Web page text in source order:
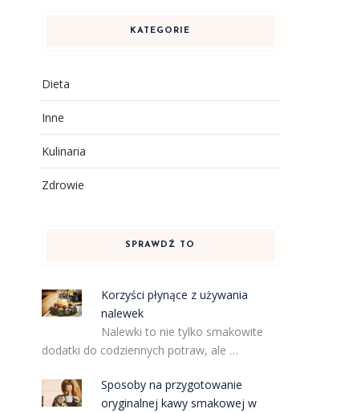
KATEGORIE
Dieta
Inne
Kulinaria
Zdrowie
SPRAWDŹ TO
Korzyści płynące z używania
nalewek
Nalewki to nie tylko smakowite
dodatki do codziennych potraw, ale …
Sposoby na przygotowanie
oryginalnej kawy smakowej w